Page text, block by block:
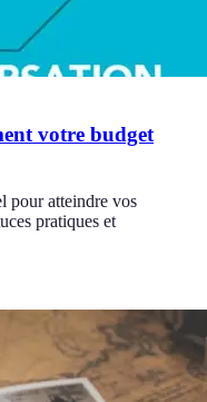
votre budget
pour atteindre vos
pratiques et